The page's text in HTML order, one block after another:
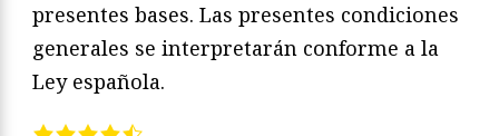
presentes bases. Las presentes condiciones
generales se interpretarán conforme a la
Ley española.